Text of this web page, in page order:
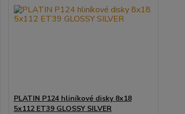
PLATIN P124 hliníkové disky 8x18
5x112 ET39 GLOSSY SILVER